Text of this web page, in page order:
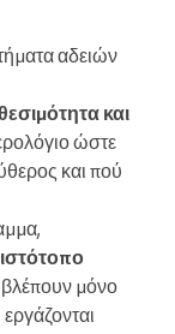
αδειών
και
ώστε
και πού
βλέπουν μόνο